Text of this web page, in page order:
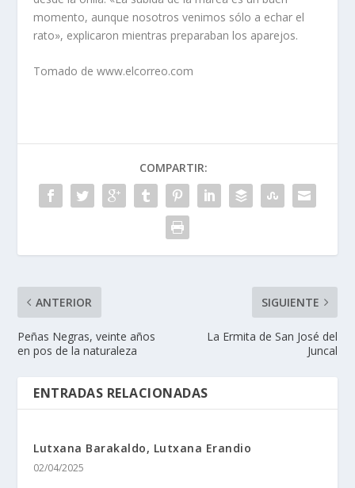
momento, aunque nosotros venimos sólo a echar el
rato», explicaron mientras preparaban los aparejos.
Tomado de www.elcorreo.com
COMPARTIR:
ANTERIOR
Peñas Negras, veinte años
en pos de la naturaleza
SIGUIENTE
La Ermita de San José del
Juncal
ENTRADAS RELACIONADAS
Lutxana Barakaldo, Lutxana Erandio
02/04/2025